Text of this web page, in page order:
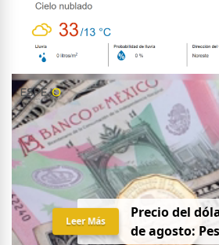
Precio del
de agosto:
Leer Más